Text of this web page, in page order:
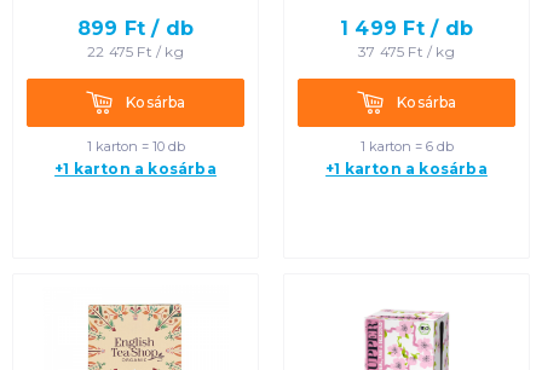
899 Ft / db
22 475 Ft / kg
KosárbaKosárba
1 karton = 10 db
+1 karton a kosárba
1 499 Ft / db
37 475 Ft / kg
KosárbaKosárba
1 karton = 6 db
+1 karton a kosárba